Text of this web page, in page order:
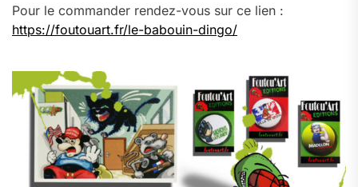
Pour le commander rendez-vous sur ce lien :
https://foutouart.fr/le-babouin-dingo/